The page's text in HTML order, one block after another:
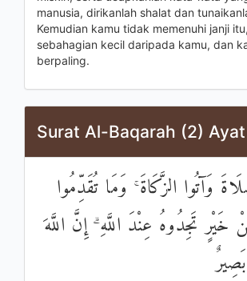
manusia, dirikanlah shalat dan
Kemudian kamu tidak memenuhi janji
sebahagian kecil daripada kamu, dan
berpaling.
Surat Al-Baqarah (2) Ayat
وَآتُوا الزَّكَاةَ ۚ وَمَا تُقَدِّمُوا
خَيْرٍ تَجِدُوهُ عِنْدَ اللَّهِ ۗ إِنَّ اللَّهَ